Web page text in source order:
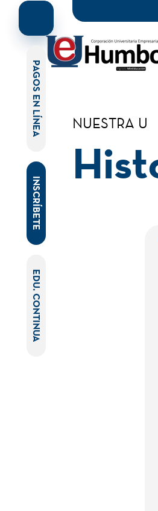
NUESTRA U
PAGOS EN LÍNEA
INSCRÍBETE
EDU. CONTINUA